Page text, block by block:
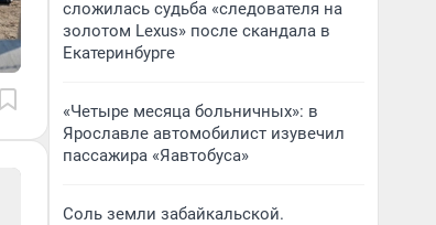
сложилась судьба «следователя на
золотом Lexus» после скандала в
Екатеринбурге
«Четыре месяца больничных»: в
Ярославле автомобилист изувечил
пассажира «Яавтобуса»
Соль земли забайкальской.